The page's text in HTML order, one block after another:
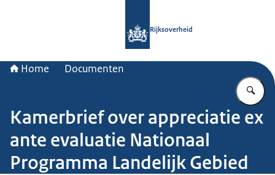
Rijksoverheid
Home Documenten
Kamerbrief over appreciatie ex
ante evaluatie Nationaal
Programma Landelijk Gebied